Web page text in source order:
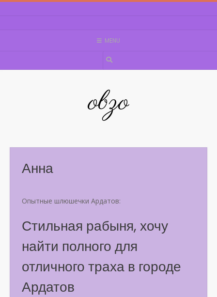
Skip
MENU
obzo
Анна
Опытные шлюшечки Ардатов:
Стильная рабыня, хочу
найти полного для
отличного траха в городе
Ардатов